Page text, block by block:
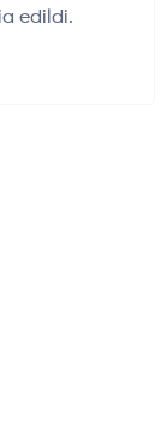
edildi.